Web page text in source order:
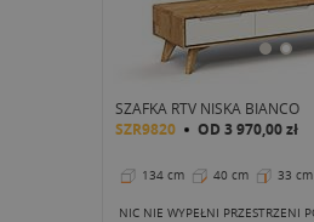
SZAFKA RTV NISKA BIANCO
SZR9820 OD 3 970,00 zł
134 cm 40 cm 33 cm